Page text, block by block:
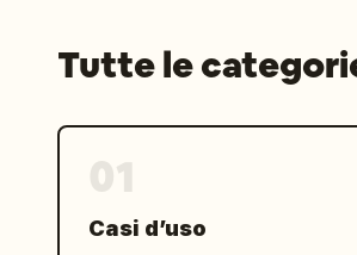
Tutte le
Casi d’uso